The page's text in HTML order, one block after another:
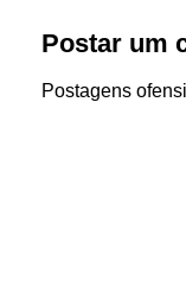
Postar um
Postagens